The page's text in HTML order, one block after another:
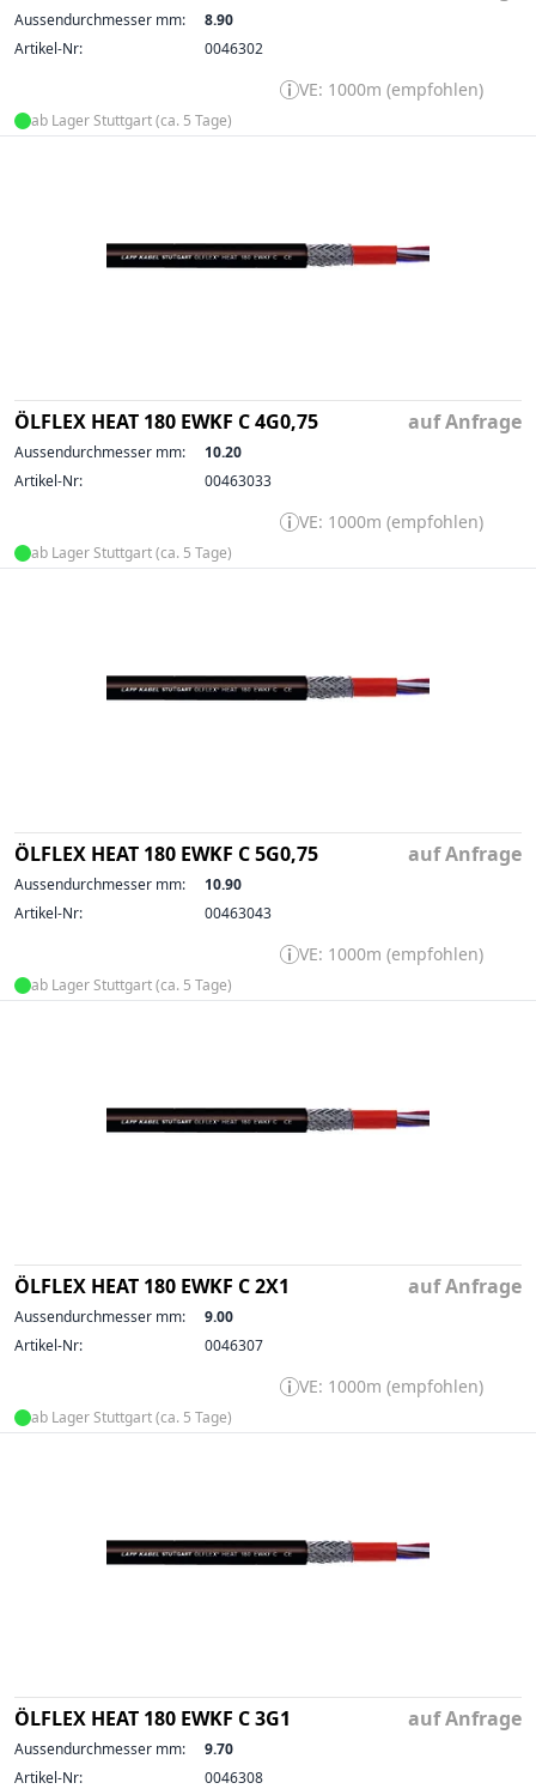
Aussendurchmesser mm:
8.90
Artikel-Nr:
0046302
VE: 1000m (empfohlen)
ab Lager Stuttgart (ca. 5 Tage)
ÖLFLEX HEAT 180 EWKF C 4G0,75 auf Anfrage
Aussendurchmesser mm:
10.20
Artikel-Nr:
00463033
VE: 1000m (empfohlen)
ab Lager Stuttgart (ca. 5 Tage)
ÖLFLEX HEAT 180 EWKF C 5G0,75 auf Anfrage
Aussendurchmesser mm:
10.90
Artikel-Nr:
00463043
VE: 1000m (empfohlen)
ab Lager Stuttgart (ca. 5 Tage)
ÖLFLEX HEAT 180 EWKF C 2X1 auf Anfrage
Aussendurchmesser mm:
9.00
Artikel-Nr:
0046307
VE: 1000m (empfohlen)
ab Lager Stuttgart (ca. 5 Tage)
ÖLFLEX HEAT 180 EWKF C 3G1 auf Anfrage
Aussendurchmesser mm:
9.70
Artikel-Nr:
0046308